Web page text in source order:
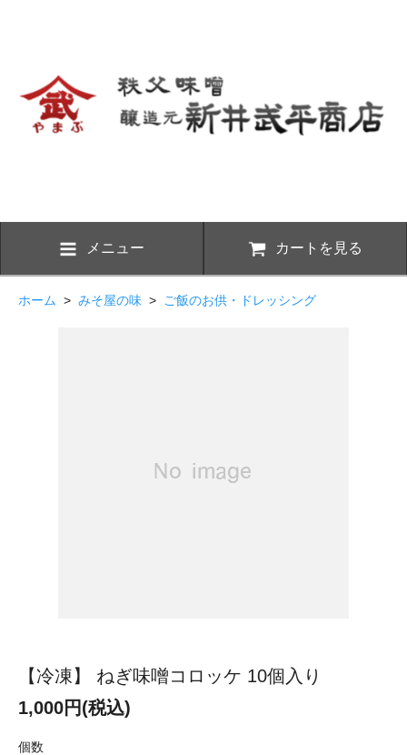
メニュー カートを見る
ホーム > みそ屋の味 > ご飯のお供・ドレッシング
【冷凍】 ねぎ味噌コロッケ 10個入り
1,000円(税込)
個数